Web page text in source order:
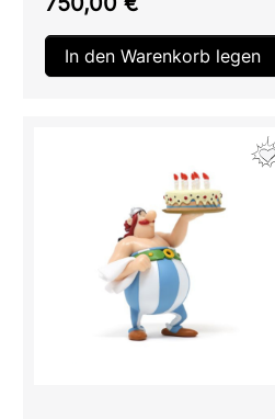
In den Warenkorb legen